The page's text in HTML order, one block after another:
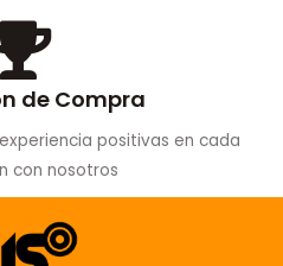
de Compra
positivas en cada
con nosotros